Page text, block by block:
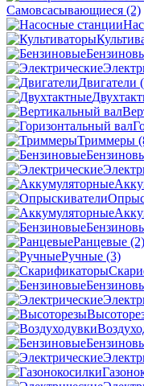
Самовсасывающиеся (2)
Двигатели
Триммеры
Ранцевые (2)
Ручные (3)